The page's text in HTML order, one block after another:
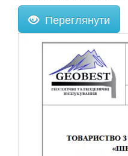
Переглянути